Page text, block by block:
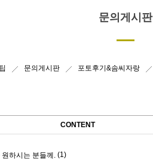
문의게시판
문의게시판 포토후기&솜씨자랑
CONTENT
하시는 분들께. (1)